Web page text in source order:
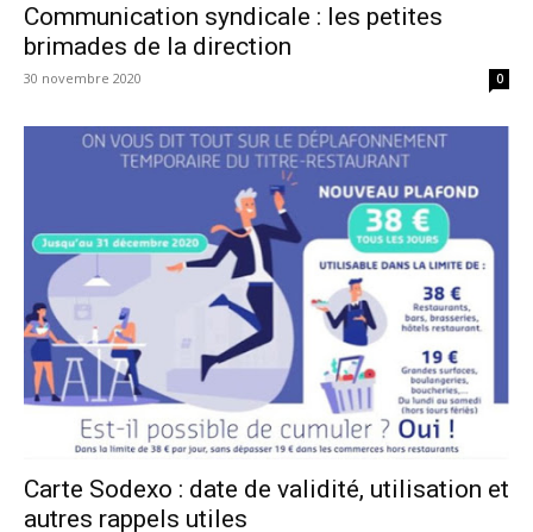
Communication syndicale : les petites
brimades de la direction
30 novembre 2020 0
Carte Sodexo : date de validité, utilisation et
autres rappels utiles